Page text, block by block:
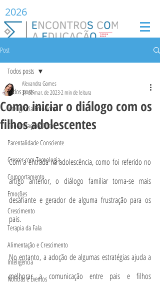
2026
Post
Todos posts
Inteligência Emocional
Concentração e Foco
Parentalidade Consciente
Crescer com Tecnologia
Comportamento
Emoções
Crescimento
Terapia da Fala
Alimentação e Crescimento
Inteligência
Notícias e Eventos
Todos posts
Como iniciar o diálogo com os
filhos adolescentes
Alexandra Gomes
31 de mar. de 20232 min de leitura
Com a entrada na adolescência, como foi referido no
artigo anterior, o diálogo familiar torna-se mais
desafiante e gerador de alguma frustração para os
pais.
No entanto, a adoção de algumas estratégias ajuda a
melhorar a comunicação entre pais e filhos